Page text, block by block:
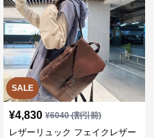
SALE
¥4,830 ¥6040(割引前)
レザーリュック フェイクレザー